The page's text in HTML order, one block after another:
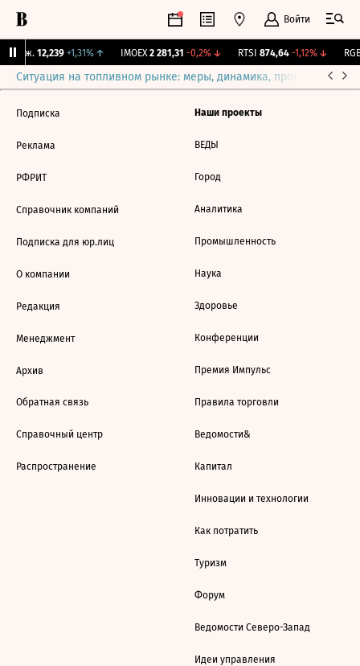
Войти
Бирж. 12,239 +1,31%↑ IMOEX 2 281,31 -0,2%↓ RTSI 874,64 -1,12%↓ RGBI
Ситуация на топливном рынке: меры, динамика, прогнозы
Подписка
Реклама
РФРИТ
Справочник компаний
Подписка для юр.лиц
О компании
Редакция
Менеджмент
Архив
Обратная связь
Справочный центр
Распространение
Наши проекты
ВЕДЫ
Город
Аналитика
Промышленность
Наука
Здоровье
Конференции
Премия Импульс
Правила торговли
Ведомости&
Капитал
Инновации и технологии
Как потратить
Туризм
Форум
Ведомости Северо-Запад
Идеи управления